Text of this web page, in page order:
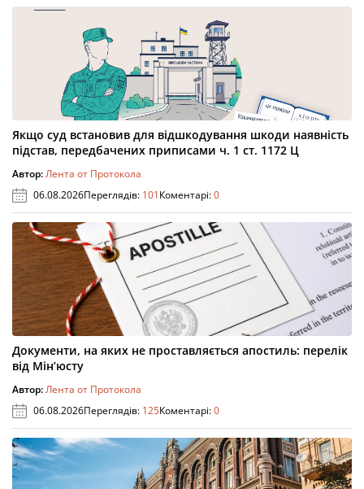
Якщо суд встановив для відшкодування шкоди наявність
підстав, передбачених приписами ч. 1 ст. 1172 Ц
Автор:Лента от Протокола
06.08.2026Переглядів: 101Коментарі:0
Документи, на яких не проставляється апостиль: перелік
від Мін’юсту
Автор:Лента от Протокола
06.08.2026Переглядів: 125Коментарі:0